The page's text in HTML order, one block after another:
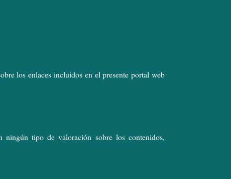
los enlaces incluidos en el presente portal web
ningún tipo de valoración sobre los contenidos,